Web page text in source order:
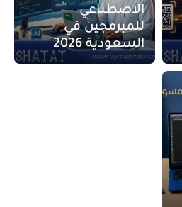
الاصطناعي
للمبرمجين في
السعودية 2026